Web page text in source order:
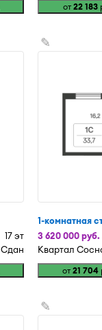
от 22 183
17 эт
Сдан
✎
1-комнатная
3 620 000 руб.
Квартал
от 21 704
✎